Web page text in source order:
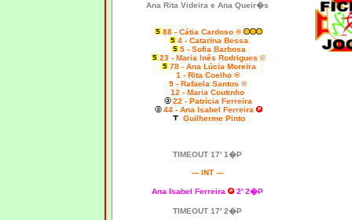
Ana Rita Videira e Ana Queir�s
88 - Cátia Cardoso ®
4 - Catarina Bessa
5 - Sofia Barbosa
23 - Maria Inês Rodrigues ©
78 - Ana Lúcia Moreira
1 - Rita Coelho ®
9 - Rafaela Santos ®
12 - Maria Coutinho
22 - Patrícia Ferreira
44 - Ana Isabel Ferreira
Guilherme Pinto
TIMEOUT 17' 1�P
--- INT ---
Ana Isabel Ferreira 2' 2�P
TIMEOUT 17' 2�P